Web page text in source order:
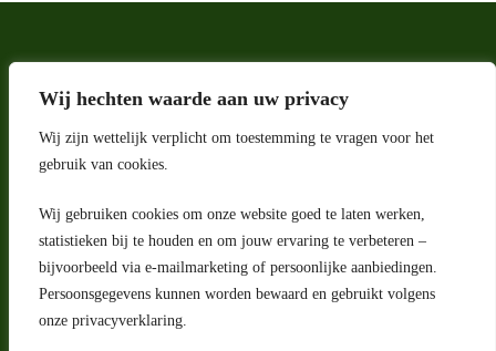
Wij hechten waarde aan uw privacy
Wij zijn wettelijk verplicht om toestemming te vragen voor het
gebruik van cookies.
Wij gebruiken cookies om onze website goed te laten werken,
statistieken bij te houden en om jouw ervaring te verbeteren –
bijvoorbeeld via e-mailmarketing of persoonlijke aanbiedingen.
Persoonsgegevens kunnen worden bewaard en gebruikt volgens
onze privacyverklaring.
Adres
Riga 4 E
2993 LW Barendrecht
Nederland
Contact